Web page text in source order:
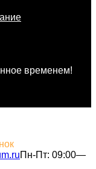
временем!
Пн-Пт: 09:00—